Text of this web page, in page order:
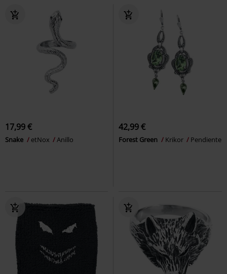
17,99 €
Snake etNox Anillo
42,99 €
Forest Green Krikor Pendiente